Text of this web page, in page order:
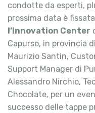
condotte da esperti,
prossima data è
l’Innovation Center
Capurso, in provincia
Maurizio Santin,
Support Manager di
Alessandro Nirchio,
Chocolate, per un
successo delle tappe